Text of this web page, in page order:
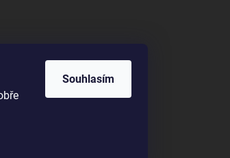
Souhlasím
kurzy